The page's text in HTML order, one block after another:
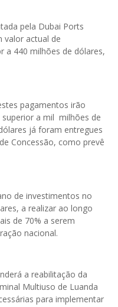
pela Dubai Ports
valor actual de
a 440 milhões de dólares,
pagamentos irão
a mil milhões de
já foram entregues
Concessão, como prevê
de investimentos no
a realizar ao longo
de 70% a serem
nacional.
a reabilitação da
Multiuso de Luanda
para implementar